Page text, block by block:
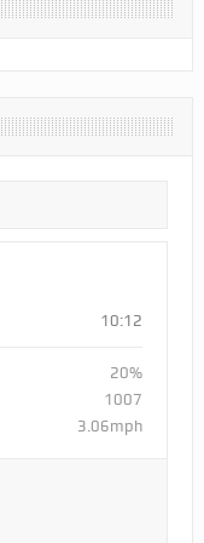
10:12
20%
1007
3.06mph